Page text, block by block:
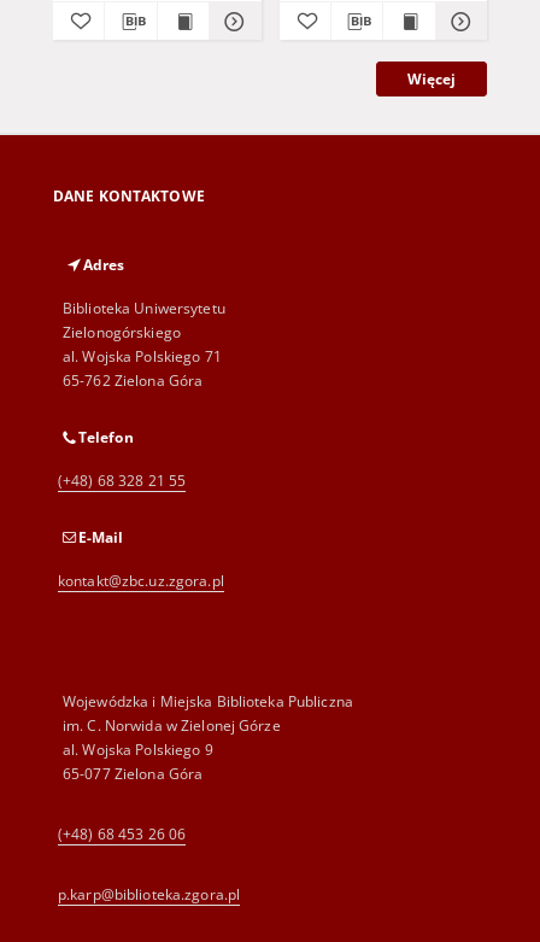
Więcej
DANE KONTAKTOWE
Adres
Biblioteka Uniwersytetu
Zielonogórskiego
al. Wojska Polskiego 71
65-762 Zielona Góra
Telefon
(+48) 68 328 21 55
E-Mail
kontakt@zbc.uz.zgora.pl
Wojewódzka i Miejska Biblioteka Publiczna
im. C. Norwida w Zielonej Górze
al. Wojska Polskiego 9
65-077 Zielona Góra
(+48) 68 453 26 06
p.karp@biblioteka.zgora.pl